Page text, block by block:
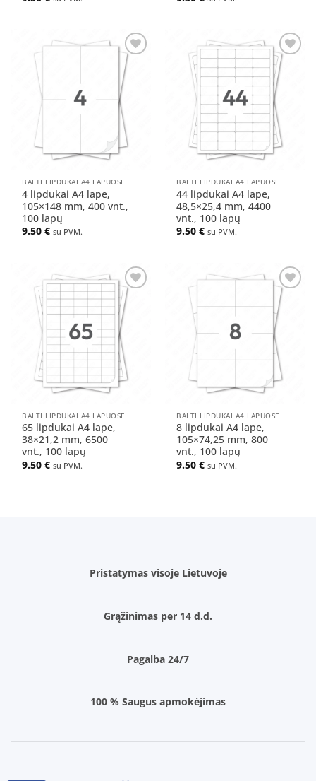
Pridėti
į norų
sąrašą
BALTI LIPDUKAI A4 LAPUOSE
4 lipdukai A4 lape,
105×148 mm, 400 vnt.,
100 lapų
9.50€ su PVM.
Pridėti
į norų
sąrašą
BALTI LIPDUKAI A4 LAPUOSE
44 lipdukai A4 lape,
48,5×25,4 mm, 4400
vnt., 100 lapų
9.50€ su PVM.
Pridėti
į norų
sąrašą
BALTI LIPDUKAI A4 LAPUOSE
65 lipdukai A4 lape,
38×21,2 mm, 6500
vnt., 100 lapų
9.50€ su PVM.
Pridėti
į norų
sąrašą
BALTI LIPDUKAI A4 LAPUOSE
8 lipdukai A4 lape,
105×74,25 mm, 800
vnt., 100 lapų
9.50€ su PVM.
Pristatymas visoje Lietuvoje
Grąžinimas per 14 d.d.
Pagalba 24/7
100 % Saugus apmokėjimas